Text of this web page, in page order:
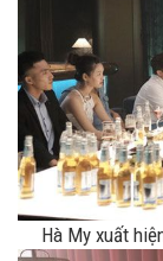
Hà My xuất